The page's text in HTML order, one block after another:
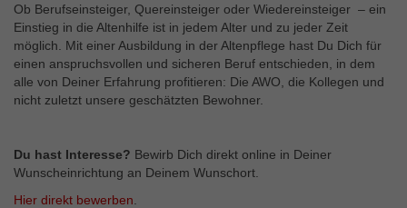
Ob Berufseinsteiger, Quereinsteiger oder Wiederein­steiger – ein
Einstieg in die Altenhilfe ist in jedem Alter und zu jeder Zeit
möglich. Mit einer Ausbil­dung in der Altenpflege hast Du Dich für
einen anspruchsvollen und sicheren Beruf entschieden, in dem
alle von Deiner Erfahrung profitieren: Die AWO, die Kollegen und
nicht zuletzt unsere geschätzten Bewohner.
Du hast Interesse? Bewirb Dich direkt online in Deiner
Wunscheinrichtung an Deinem Wunschort.
Hier direkt bewerben